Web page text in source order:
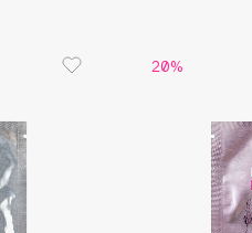
20%